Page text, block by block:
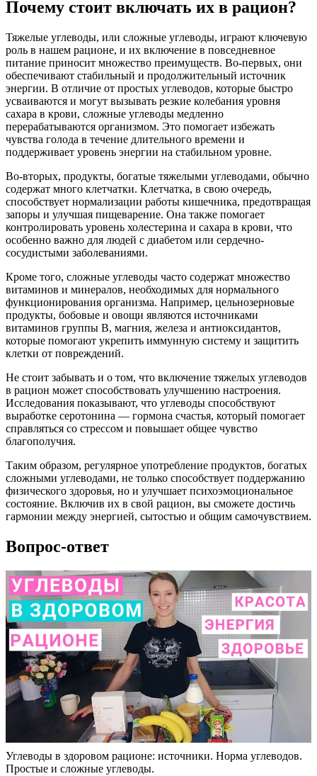
Почему стоит включать их в рацион?
Тяжелые углеводы, или сложные углеводы, играют ключевую
роль в нашем рационе, и их включение в повседневное
питание приносит множество преимуществ. Во-первых, они
обеспечивают стабильный и продолжительный источник
энергии. В отличие от простых углеводов, которые быстро
усваиваются и могут вызывать резкие колебания уровня
сахара в крови, сложные углеводы медленно
перерабатываются организмом. Это помогает избежать
чувства голода в течение длительного времени и
поддерживает уровень энергии на стабильном уровне.
Во-вторых, продукты, богатые тяжелыми углеводами, обычно
содержат много клетчатки. Клетчатка, в свою очередь,
способствует нормализации работы кишечника, предотвращая
запоры и улучшая пищеварение. Она также помогает
контролировать уровень холестерина и сахара в крови, что
особенно важно для людей с диабетом или сердечно-
сосудистыми заболеваниями.
Кроме того, сложные углеводы часто содержат множество
витаминов и минералов, необходимых для нормального
функционирования организма. Например, цельнозерновые
продукты, бобовые и овощи являются источниками
витаминов группы B, магния, железа и антиоксидантов,
которые помогают укрепить иммунную систему и защитить
клетки от повреждений.
Не стоит забывать и о том, что включение тяжелых углеводов
в рацион может способствовать улучшению настроения.
Исследования показывают, что углеводы способствуют
выработке серотонина — гормона счастья, который помогает
справляться со стрессом и повышает общее чувство
благополучия.
Таким образом, регулярное употребление продуктов, богатых
сложными углеводами, не только способствует поддержанию
физического здоровья, но и улучшает психоэмоциональное
состояние. Включив их в свой рацион, вы сможете достичь
гармонии между энергией, сытостью и общим самочувствием.
Вопрос-ответ
Углеводы в здоровом рационе: источники. Норма углеводов.
Простые и сложные углеводы.